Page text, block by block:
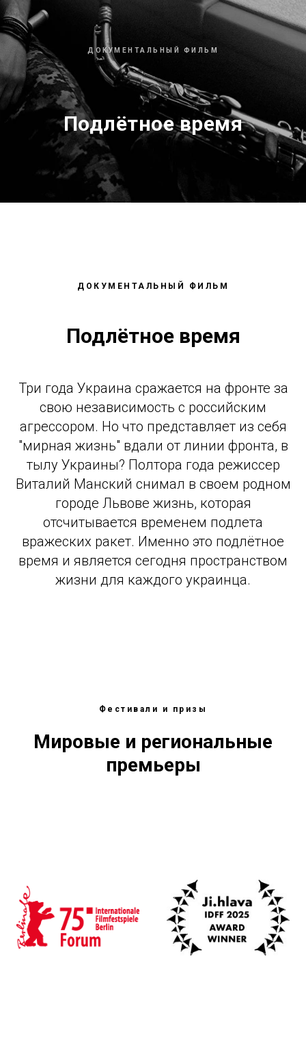
ДОКУМЕНТАЛЬНЫЙ ФИЛЬМ
Подлётное время
ДОКУМЕНТАЛЬНЫЙ ФИЛЬМ
Подлётное время
Три года Украина сражается на фронте за
свою независимость с российским
агрессором. Но что представляет из себя
"мирная жизнь" вдали от линии фронта, в
тылу Украины? Полтора года режиссер
Виталий Манский снимал в своем родном
городе Львове жизнь, которая
отсчитывается временем подлета
вражеских ракет. Именно это подлётное
время и является сегодня пространством
жизни для каждого украинца.
Фестивали и призы
Мировые и региональные
премьеры